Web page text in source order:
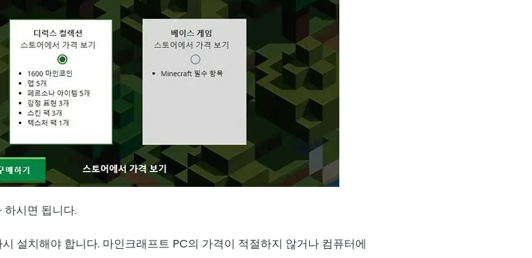
시면 됩니다.
설치해야 합니다. 마인크래프트 PC의 가격이 적절하지 않거나 컴퓨터에